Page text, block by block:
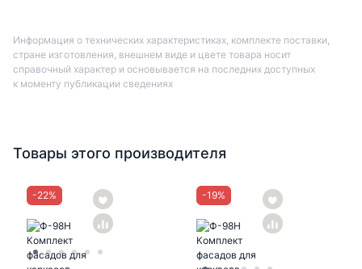
Информация о технических характеристиках, комплекте поставки,
стране изготовления, внешнем виде и цвете товара носит
справочный характер и основывается на последних доступных
к моменту публикации сведениях
Товары этого производителя
-22% -19%